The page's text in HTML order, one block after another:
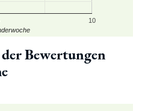
10
Bewertungen